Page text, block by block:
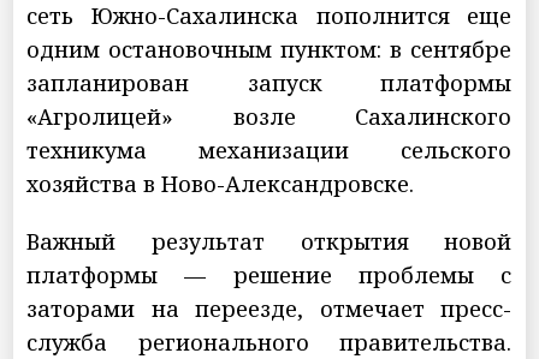
сеть Южно-Сахалинска пополнится еще
одним остановочным пунктом: в сентябре
запланирован запуск платформы
«Агролицей» возле Сахалинского
техникума механизации сельского
хозяйства в Ново-Александровске.
Важный результат открытия новой
платформы — решение проблемы с
заторами на переезде, отмечает пресс-
служба регионального правительства.